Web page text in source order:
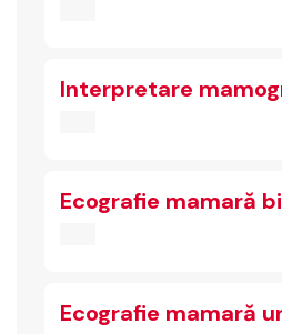
Interpretare
Ecografie mamară
Ecografie mamară